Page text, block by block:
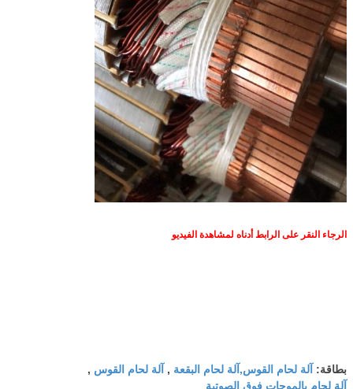
الرجاء النقر على الرابط أدناه لمشاهدة الفيديو
بطاقة: آلة لحام القوس,آلة لحام البقعة , آلة لحام القوس ,
آلة لحام بالموجات فوق الصوتية